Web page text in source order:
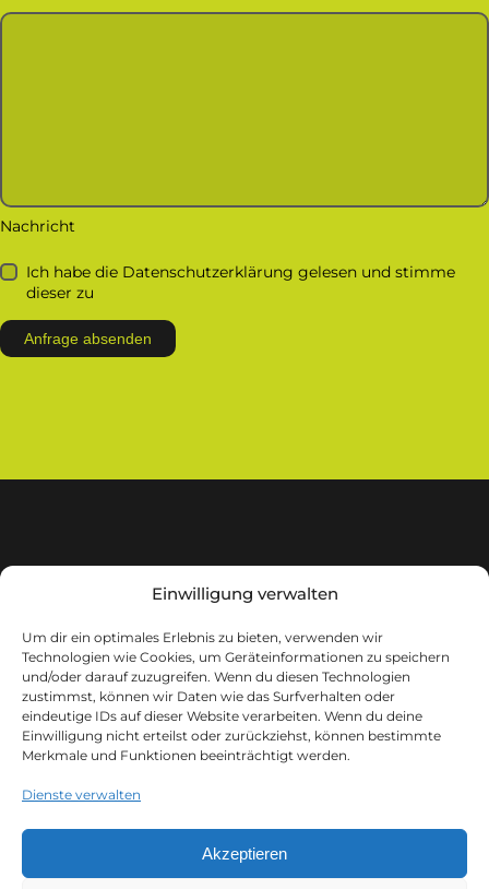
Einwilligung verwalten
Um dir ein optimales Erlebnis zu bieten, verwenden wir
Technologien wie Cookies, um Geräteinformationen zu speichern
und/oder darauf zuzugreifen. Wenn du diesen Technologien
zustimmst, können wir Daten wie das Surfverhalten oder
eindeutige IDs auf dieser Website verarbeiten. Wenn du deine
Einwilligung nicht erteilst oder zurückziehst, können bestimmte
Merkmale und Funktionen beeinträchtigt werden.
Dienste verwalten
Akzeptieren
Nachricht
Ich habe die Datenschutzerklärung gelesen und stimme
dieser zu
m.i.b GmbH
Lindgesfeld 31
42653 Solingen
Email:info@mib-terminal.de